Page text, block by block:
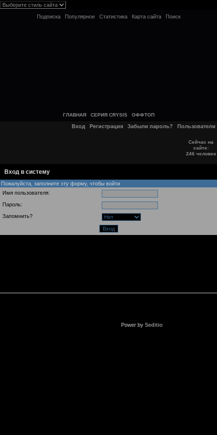
Подписка Популярное Статистика Карта сайта Поиск
ГЛАВНАЯ СЕРИЯ CRYSIS ОФФТОП
Вход Регистрация Забыли пароль? Пользователи
Сейчас на
сайте:
246 человек
Вход в систему
Пожалуйста, заполните эту форму, чтобы войти
Имя пользователя:
Пароль:
Запомнить?
Power by Seditio